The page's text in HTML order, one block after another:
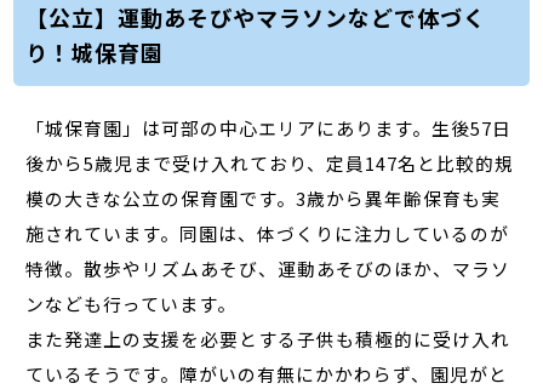
【公立】運動あそびやマラソンなどで体づく
り！城保育園
「城保育園」は可部の中心エリアにあります。生後57日
後から5歳児まで受け入れており、定員147名と比較的規
模の大きな公立の保育園です。3歳から異年齢保育も実
施されています。同園は、体づくりに注力しているのが
特徴。散歩やリズムあそび、運動あそびのほか、マラソ
ンなども行っています。
また発達上の支援を必要とする子供も積極的に受け入れ
ているそうです。障がいの有無にかかわらず、園児がと